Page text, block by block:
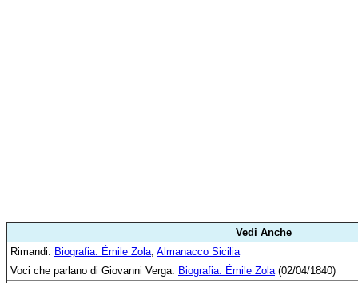
Vedi Anche
Rimandi: Biografia: Émile Zola; Almanacco Sicilia
Voci che parlano di Giovanni Verga: Biografia: Émile Zola(02/04/1840)